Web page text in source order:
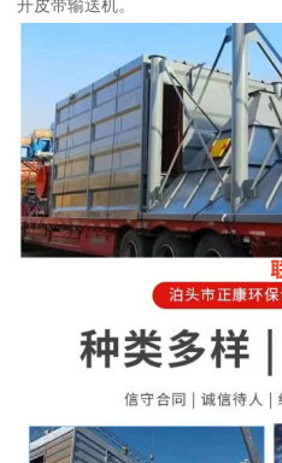
开皮带输送机。